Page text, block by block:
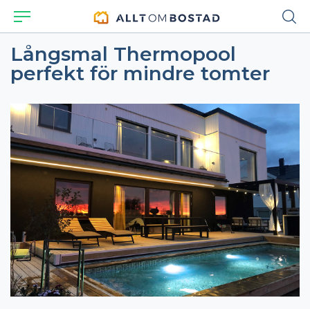
Långsmal Thermopool
perfekt för mindre tomter